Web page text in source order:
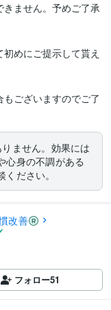
ません。予めご了承
めにご提示して貰え
ございますのでご了
ません。効果には
心身の不調がある
ださい。
改善
フォロー51